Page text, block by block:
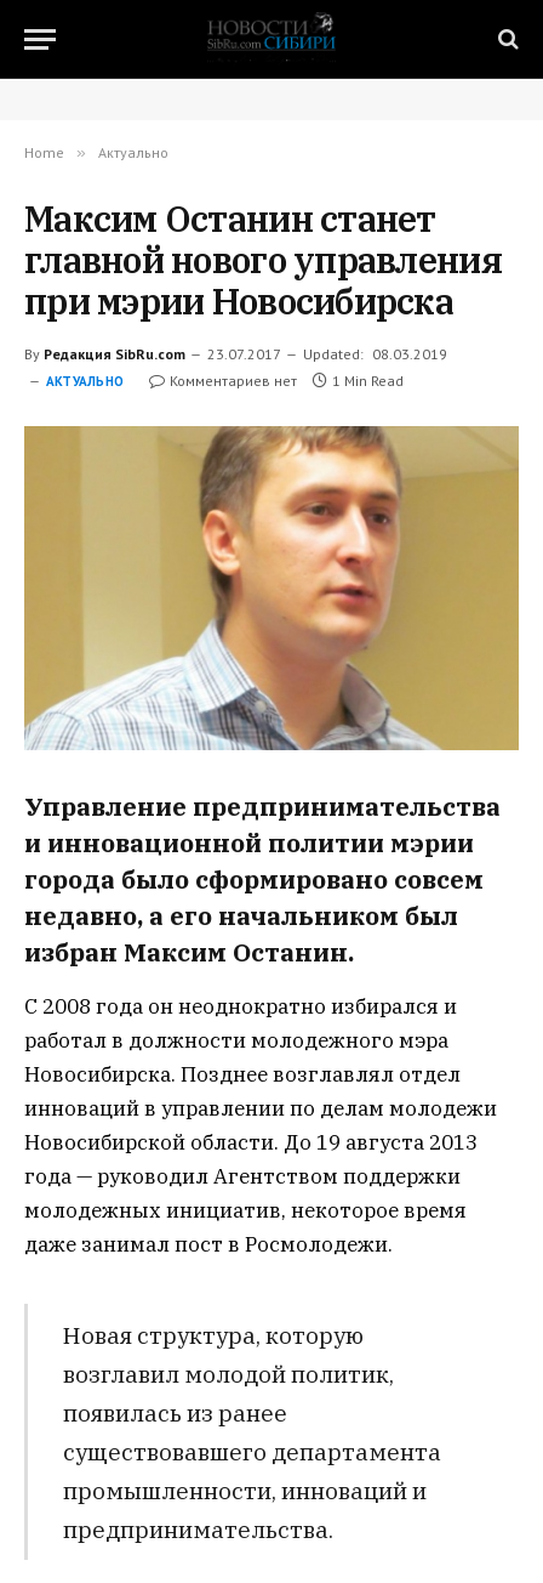
Home » Актуально
Максим Останин станет
главной нового управления
при мэрии Новосибирска
By Редакция SibRu.com 23.07.2017 Updated: 08.03.2019
АКТУАЛЬНО Комментариев нет 1 Min Read
Управление предпринимательства
и инновационной политии мэрии
города было сформировано совсем
недавно, а его начальником был
избран Максим Останин.
С 2008 года он неоднократно избирался и
работал в должности молодежного мэра
Новосибирска. Позднее возглавлял отдел
инноваций в управлении по делам молодежи
Новосибирской области. До 19 августа 2013
года — руководил Агентством поддержки
молодежных инициатив, некоторое время
даже занимал пост в Росмолодежи.
Новая структура, которую
возглавил молодой политик,
появилась из ранее
существовавшего департамента
промышленности, инноваций и
предпринимательства.